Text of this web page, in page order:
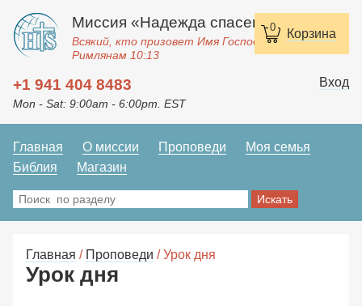
0 Корзина
Миссия «Надежда спасения»
Всякий, кто призовет Имя Господне, спасется.
Римлянам 10:13
+1 941 404 8483
Mon - Sat: 9:00am - 6:00pm. EST
Вход
Главная О миссии Проповеди
Моя семья
Библия
Магазин
Главная / Проповеди / Урок дня
Урок дня